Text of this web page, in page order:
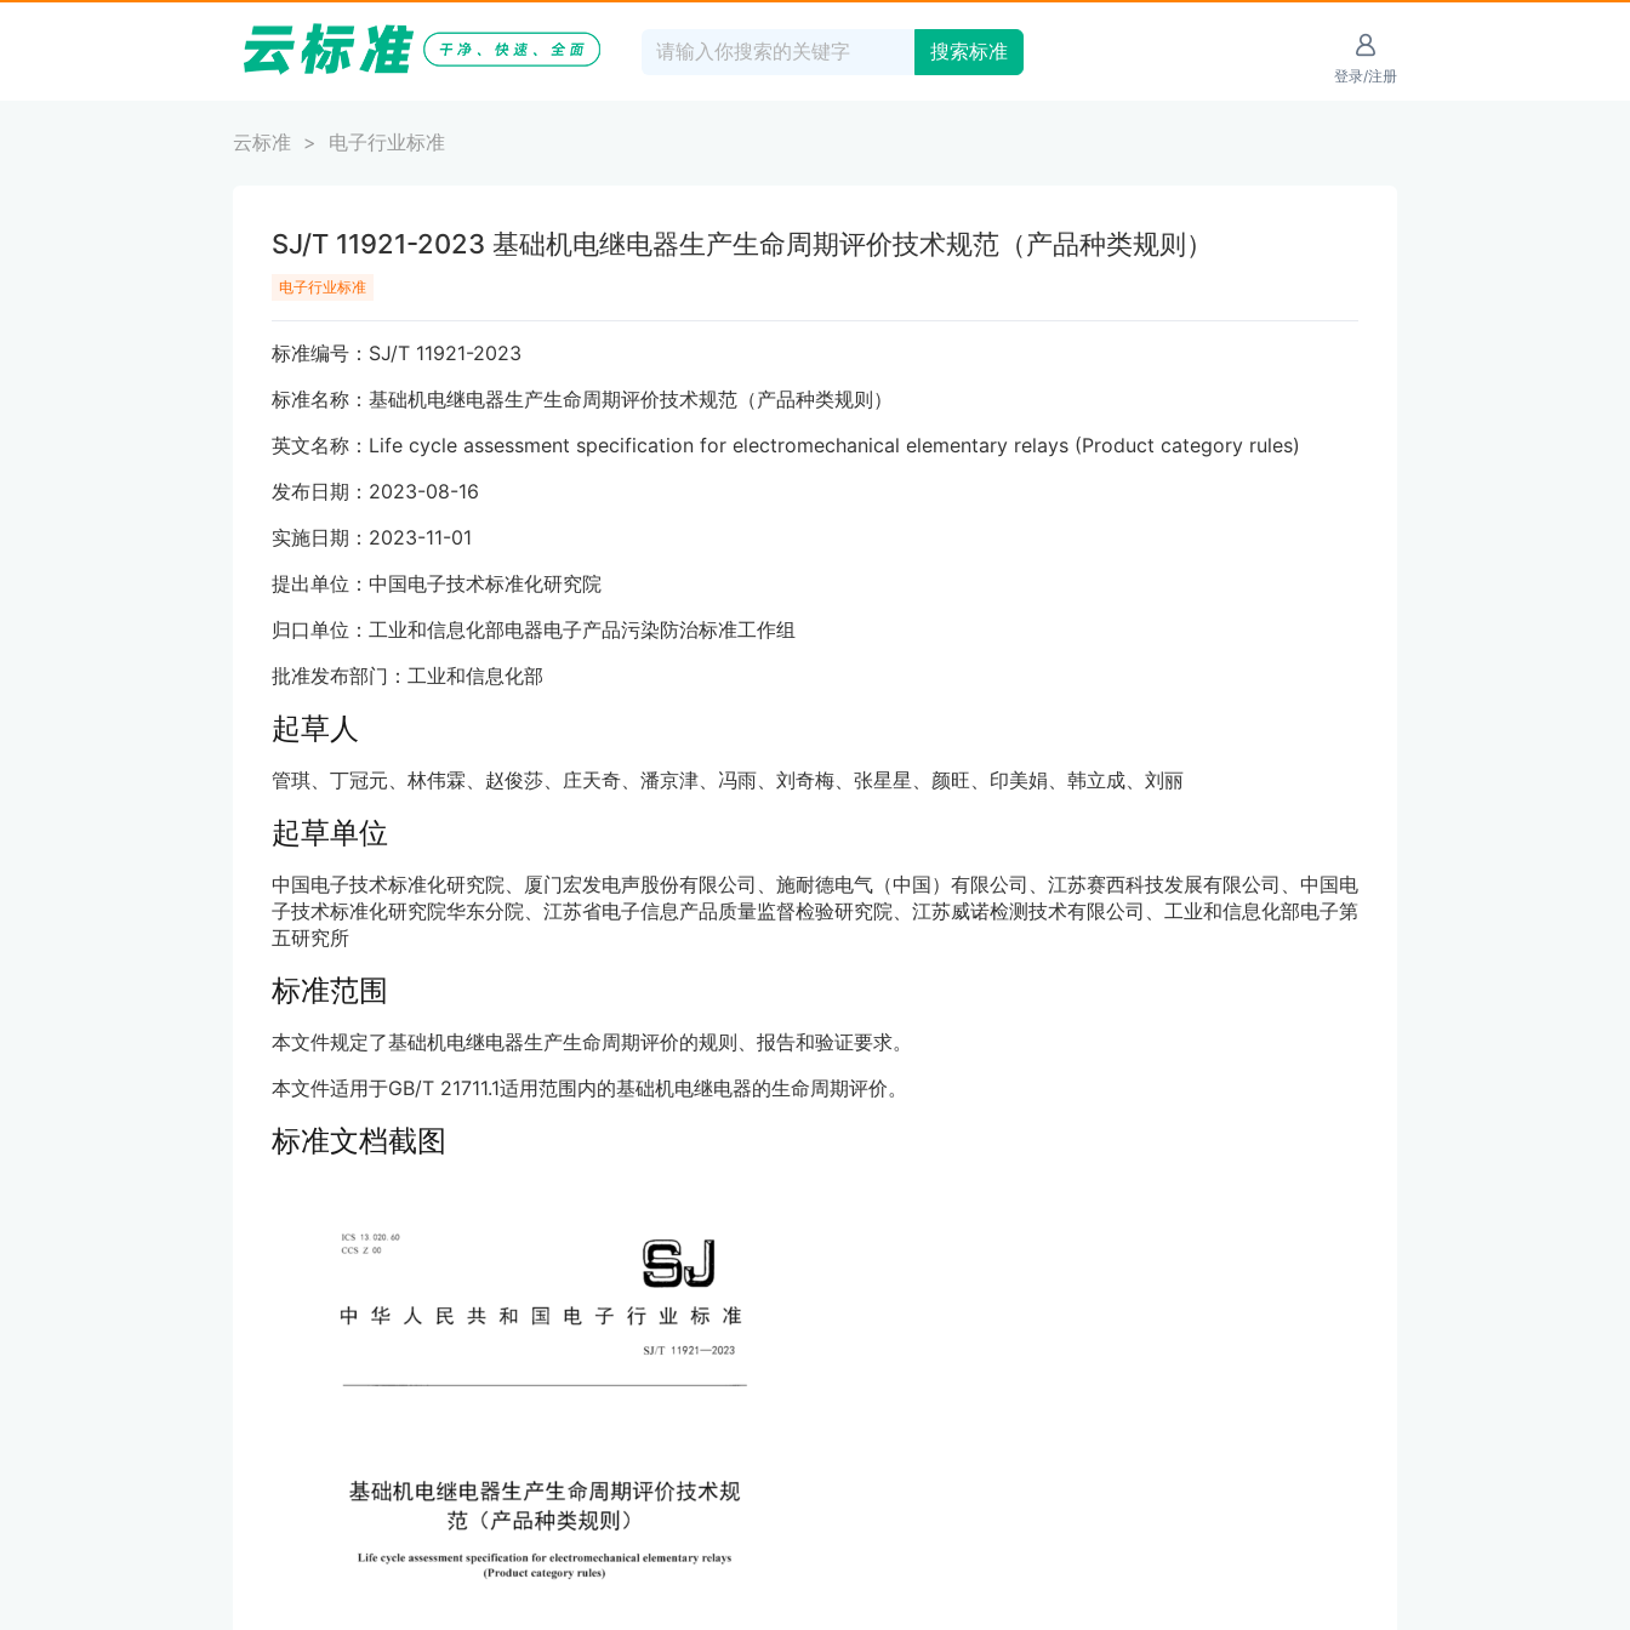
搜索标准
登录/注册
云标准 电子行业标准
SJ/T 11921-2023 基础机电继电器生产生命周期评价技术规范（产品种类规则）
电子行业标准
标准编号：SJ/T 11921-2023
标准名称：基础机电继电器生产生命周期评价技术规范（产品种类规则）
英文名称：Life cycle assessment specification for electromechanical elementary relays (Product category rules)
发布日期：2023-08-16
实施日期：2023-11-01
提出单位：中国电子技术标准化研究院
归口单位：工业和信息化部电器电子产品污染防治标准工作组
批准发布部门：工业和信息化部
起草人
管琪、丁冠元、林伟霖、赵俊莎、庄天奇、潘京津、冯雨、刘奇梅、张星星、颜旺、印美娟、韩立成、刘丽
起草单位
中国电子技术标准化研究院、厦门宏发电声股份有限公司、施耐德电气（中国）有限公司、江苏赛西科技发展有限公司、中国电
子技术标准化研究院华东分院、江苏省电子信息产品质量监督检验研究院、江苏威诺检测技术有限公司、工业和信息化部电子第
五研究所
标准范围
本文件规定了基础机电继电器生产生命周期评价的规则、报告和验证要求。
本文件适用于GB/T 21711.1适用范围内的基础机电继电器的生命周期评价。
标准文档截图